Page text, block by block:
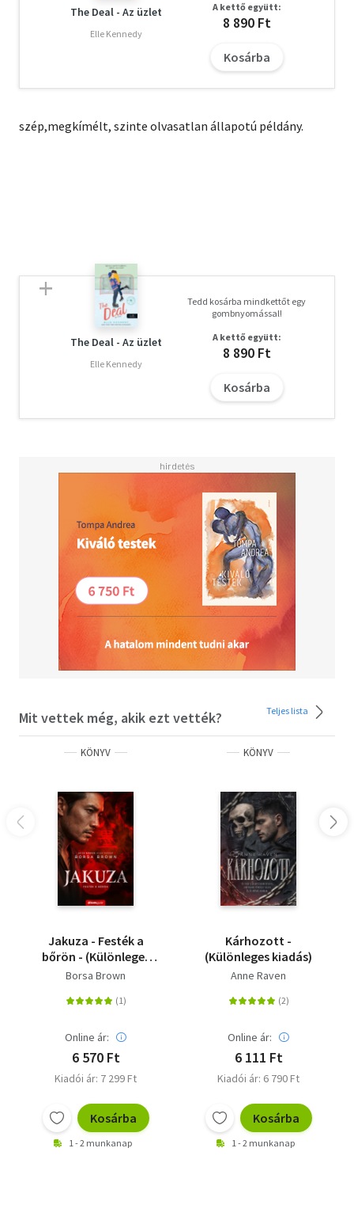
The Deal - Az üzlet
Elle Kennedy
A kettő együtt:
8 890 Ft
Kosárba
szép,megkímélt, szinte olvasatlan állapotú példány.
The Deal - Az üzlet
Elle Kennedy
Tedd kosárba mindkettőt egy
gombnyomással!
A kettő együtt:
8 890 Ft
Kosárba
Mit vettek még, akik ezt vették? Teljes lista
KÖNYV
Jakuza - Festék a
bőrön - (Különleges
kiadás)
Borsa Brown
Online ár:
6 570 Ft
Kiadói ár: 7 299 Ft
Kosárba
1 - 2 munkanap
KÖNYV
Kárhozott -
(Különleges kiadás)
Anne Raven
Online ár:
6 111 Ft
Kiadói ár: 6 790 Ft
Kosárba
1 - 2 munkanap